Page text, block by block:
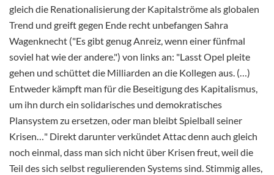
gleich die Renationalisierung der Kapitalströme als globalen
Trend und greift gegen Ende recht unbefangen Sahra
Wagenknecht ("Es gibt genug Anreiz, wenn einer fünfmal
soviel hat wie der andere.") von links an: "Lasst Opel pleite
gehen und schüttet die Milliarden an die Kollegen aus. (…)
Entweder kämpft man für die Beseitigung des Kapitalismus,
um ihn durch ein solidarisches und demokratisches
Plansystem zu ersetzen, oder man bleibt Spielball seiner
Krisen…" Direkt darunter verkündet Attac denn auch gleich
noch einmal, dass man sich nicht über Krisen freut, weil die
Teil des sich selbst regulierenden Systems sind. Stimmig alles,